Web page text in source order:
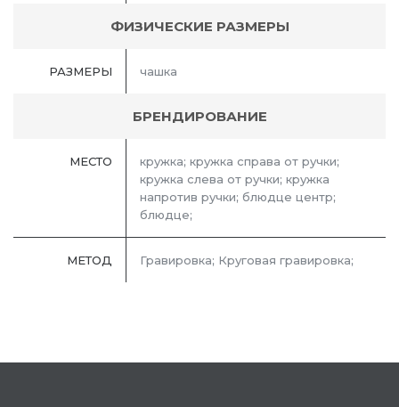
ФИЗИЧЕСКИЕ РАЗМЕРЫ
РАЗМЕРЫ чашка
БРЕНДИРОВАНИЕ
МЕСТО
кружка; кружка справа от ручки;
кружка слева от ручки; кружка
напротив ручки; блюдце центр;
блюдце;
МЕТОД Гравировка; Круговая гравировка;